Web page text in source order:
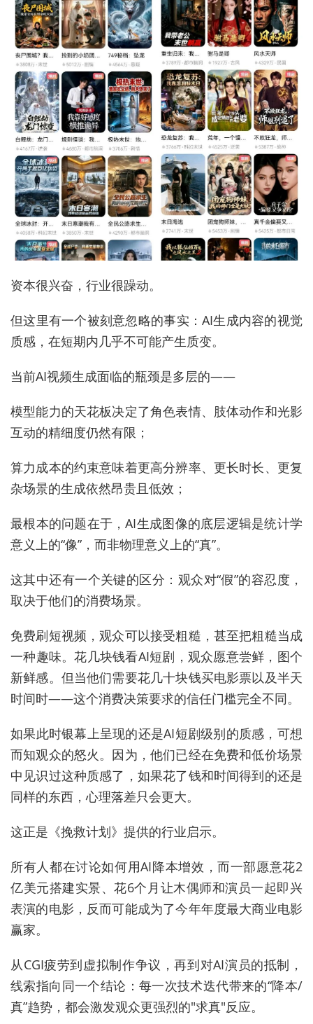
资本很兴奋，行业很躁动。
但这里有一个被刻意忽略的事实：AI生成内容的视觉
质感，在短期内几乎不可能产生质变。
当前AI视频生成面临的瓶颈是多层的——
模型能力的天花板决定了角色表情、肢体动作和光影
互动的精细度仍然有限；
算力成本的约束意味着更高分辨率、更长时长、更复
杂场景的生成依然昂贵且低效；
最根本的问题在于，AI生成图像的底层逻辑是统计学
意义上的“像”，而非物理意义上的“真”。
这其中还有一个关键的区分：观众对“假”的容忍度，
取决于他们的消费场景。
免费刷短视频，观众可以接受粗糙，甚至把粗糙当成
一种趣味。花几块钱看AI短剧，观众愿意尝鲜，图个
新鲜感。但当他们需要花几十块钱买电影票以及半天
时间时——这个消费决策要求的信任门槛完全不同。
如果此时银幕上呈现的还是AI短剧级别的质感，可想
而知观众的怒火。因为，他们已经在免费和低价场景
中见识过这种质感了，如果花了钱和时间得到的还是
同样的东西，心理落差只会更大。
这正是《挽救计划》提供的行业启示。
所有人都在讨论如何用AI降本增效，而一部愿意花2
亿美元搭建实景、花6个月让木偶师和演员一起即兴
表演的电影，反而可能成为了今年年度最大商业电影
赢家。
从CGI疲劳到虚拟制作争议，再到对AI演员的抵制，
线索指向同一个结论：每一次技术迭代带来的“降本/
真”趋势，都会激发观众更强烈的"求真"反应。